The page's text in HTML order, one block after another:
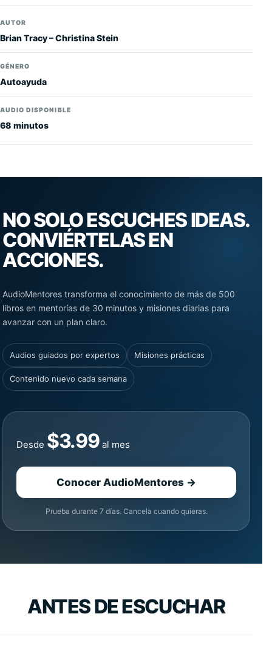
AUTOR
Brian Tracy – Christina Stein
GÉNERO
Autoayuda
AUDIO DISPONIBLE
68 minutos
NO SOLO ESCUCHES IDEAS.
CONVIÉRTELAS EN
ACCIONES.
AudioMentores transforma el conocimiento de más de 500
libros en mentorías de 30 minutos y misiones diarias para
avanzar con un plan claro.
Audios guiados por expertos Misiones prácticas
Contenido nuevo cada semana
Desde $3.99al mes
Conocer AudioMentores →
Prueba durante 7 días. Cancela cuando quieras.
ANTES DE ESCUCHAR